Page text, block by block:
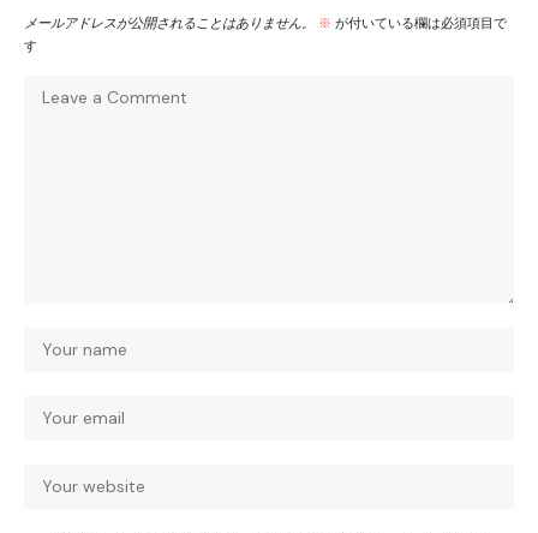
メールアドレスが公開されることはありません。 ※ が付いている欄は必須項目で
す